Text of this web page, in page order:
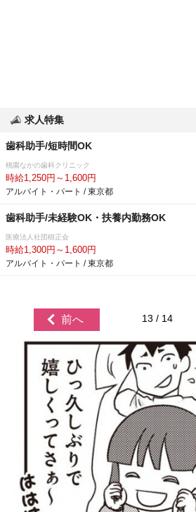
求人特集
歯科助手/短時間OK
桃園なかの歯科クリニック
時給1,250円～1,600円
アルバイト・パート / 東京都
歯科助手/未経験OK・扶養内勤務OK
医療法人社団樹正会
時給1,300円～1,600円
アルバイト・パート / 東京都
前へ 13 / 14